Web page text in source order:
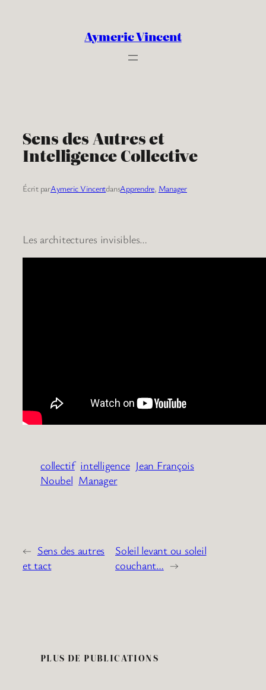
Aymeric Vincent
Sens des Autres et
Intelligence Collective
Écrit parAymeric VincentdansApprendre, Manager
Les architectures invisibles…
collectif intelligence Jean François
Noubel Manager
← Sens des autres
et tact
Soleil levant ou soleil
couchant… →
PLUS DE PUBLICATIONS